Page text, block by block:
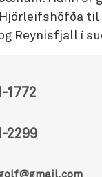
1772
2299
til
Reynisfjall í